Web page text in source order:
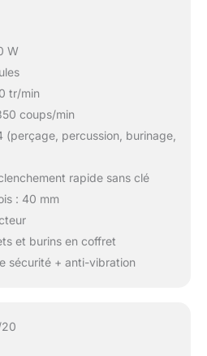
W
tr/min
coups/min
percussion, burinage,
rapide sans clé
: 40 mm
et burins en coffret
sécurité + anti-vibration